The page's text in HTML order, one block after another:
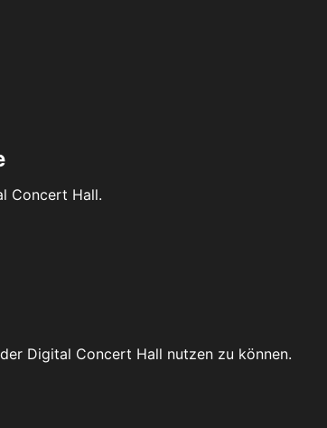
Concert Hall.
Digital Concert Hall nutzen zu können.